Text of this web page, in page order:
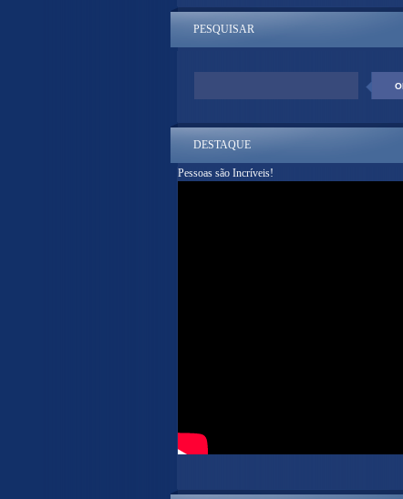
PESQUISAR
DESTAQUE
Pessoas são Incríveis!